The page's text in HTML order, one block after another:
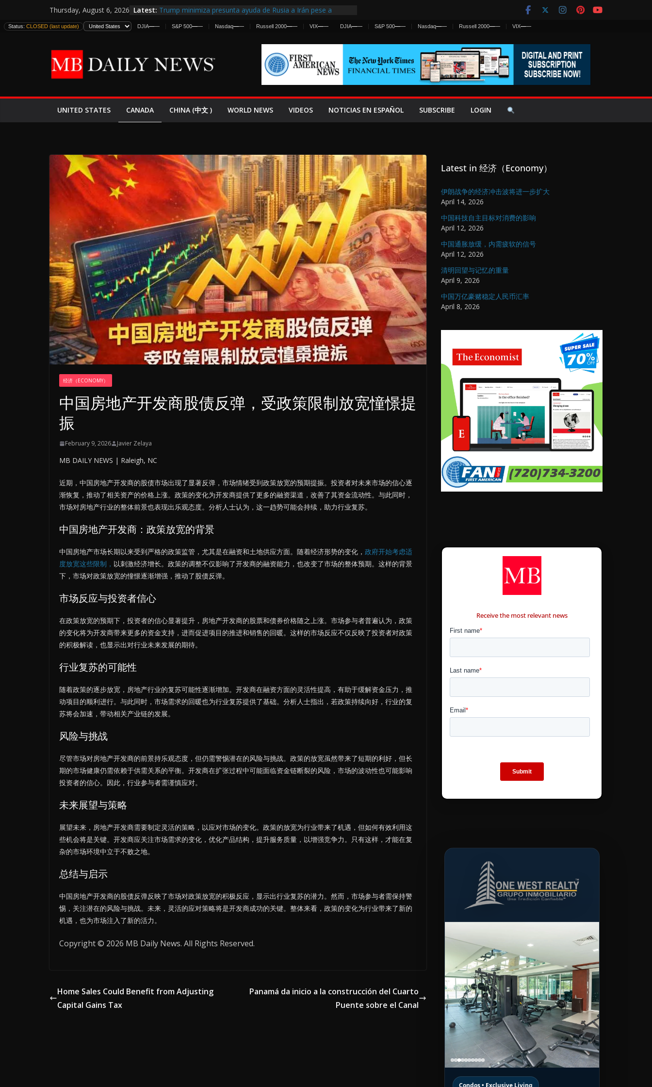
to
content
Thursday, August 6, 2026 Latest: Trump minimiza presunta ayuda de Rusia a Irán pese a
estadounidenses
España y Marruecos Frenan Cruce Masivo hacia Ceuta
El Mercado de Bonos Lanza una Advertencia a la Fed
EE.UU. Lanza Nueva Ofensiva contra Irán y la Guerra se
Status: CLOSED (last update) DJIA—— S&P 500—— Nasdaq—— Russell 2000—— VIX—— DJIA—— S&P 500—— Nasdaq—— Russell 2000—— VIX——
UNITED STATES CANADA CHINA (中文 ) WORLD NEWS VIDEOS NOTICIAS EN ESPAÑOL SUBSCRIBE LOGIN
经济（ECONOMY）
中国房地产开发商股债反弹，受政策限制放宽憧憬提
振
February 9, 2026 Javier Zelaya
MB DAILY NEWS | Raleigh, NC
近期，中国房地产开发商的股债市场出现了显著反弹，市场情绪受到政策放宽的预期提振。投资者对未来市场的信心逐
渐恢复，推动了相关资产的价格上涨。政策的变化为开发商提供了更多的融资渠道，改善了其资金流动性。与此同时，
市场对房地产行业的整体前景也表现出乐观态度。分析人士认为，这一趋势可能会持续，助力行业复苏。
中国房地产开发商：政策放宽的背景
中国房地产市场长期以来受到严格的政策监管，尤其是在融资和土地供应方面。随着经济形势的变化， 政府开始考虑适
度放宽这些限制， 以刺激经济增长。政策的调整不仅影响了开发商的融资能力，也改变了市场的整体预期。这样的背景
下，市场对政策放宽的憧憬逐渐增强，推动了股债反弹。
市场反应与投资者信心
在政策放宽的预期下，投资者的信心显著提升，房地产开发商的股票和债券价格随之上涨。市场参与者普遍认为，政策
的变化将为开发商带来更多的资金支持，进而促进项目的推进和销售的回暖。这样的市场反应不仅反映了投资者对政策
的积极解读，也显示出对行业未来发展的期待。
行业复苏的可能性
随着政策的逐步放宽，房地产行业的复苏可能性逐渐增加。开发商在融资方面的灵活性提高，有助于缓解资金压力，推
动项目的顺利进行。与此同时，市场需求的回暖也为行业复苏提供了基础。分析人士指出，若政策持续向好，行业的复
苏将会加速，带动相关产业链的发展。
风险与挑战
尽管市场对房地产开发商的前景持乐观态度，但仍需警惕潜在的风险与挑战。政策的放宽虽然带来了短期的利好，但长
期的市场健康仍需依赖于供需关系的平衡。开发商在扩张过程中可能面临资金链断裂的风险，市场的波动性也可能影响
投资者的信心。因此，行业参与者需谨慎应对。
未来展望与策略
展望未来，房地产开发商需要制定灵活的策略，以应对市场的变化。政策的放宽为行业带来了机遇，但如何有效利用这
些机会将是关键。开发商应关注市场需求的变化，优化产品结构，提升服务质量，以增强竞争力。只有这样，才能在复
杂的市场环境中立于不败之地。
总结与启示
中国房地产开发商的股债反弹反映了市场对政策放宽的积极反应，显示出行业复苏的潜力。然而，市场参与者需保持警
惕，关注潜在的风险与挑战。未来，灵活的应对策略将是开发商成功的关键。整体来看，政策的变化为行业带来了新的
机遇，也为市场注入了新的活力。
Copyright © 2026 MB Daily News. All Rights Reserved.
Home Sales Could Benefit from Adjusting
Capital Gains Tax
Panamá da inicio a la construcción del Cuarto
Puente sobre el Canal
Latest in 经济（Economy）
伊朗战争的经济冲击波将进一步扩大
April 14, 2026
中国科技自主目标对消费的影响
April 12, 2026
中国通胀放缓，内需疲软的信号
April 12, 2026
清明回望与记忆的重量
April 9, 2026
中国万亿豪赌稳定人民币汇率
April 8, 2026
Receive the most relevant news
Condos • Exclusive Living